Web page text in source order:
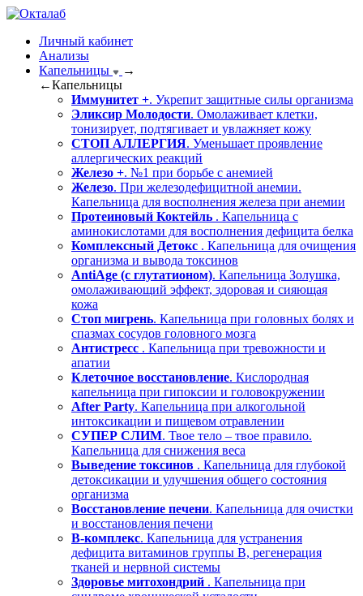
Личный кабинет
Анализы
Капельницы
→
←Капельницы
Иммунитет +. Укрепит защитные силы организма
Эликсир Молодости. Омолаживает клетки,
тонизирует, подтягивает и увлажняет кожу
СТОП АЛЛЕРГИЯ. Уменьшает проявление
аллергических реакций
Железо +. №1 при борьбе с анемией
Железо. При железодефицитной анемии.
Капельница для восполнения железа при анемии
Протеиновый Коктейль . Капельница с
аминокислотами для восполнения дефицита белка
Комплексный Детокс . Капельница для очищения
организма и вывода токсинов
AntiAge (с глутатионом). Капельница Золушка,
омолаживающий эффект, здоровая и сияющая
кожа
Стоп мигрень. Капельница при головных болях и
спазмах сосудов головного мозга
Антистресс . Капельница при тревожности и
апатии
Клеточное восстановление. Кислородная
капельница при гипоксии и головокружении
After Party. Капельница при алкогольной
интоксикации и пищевом отравлении
СУПЕР СЛИМ. Твое тело – твое правило.
Капельница для снижения веса
Выведение токсинов . Капельница для глубокой
детоксикации и улучшения общего состояния
организма
Восстановление печени. Капельница для очистки
и восстановления печени
В-комплекс. Капельница для устранения
дефицита витаминов группы В, регенерация
тканей и нервной системы
Здоровье митохондрий . Капельница при